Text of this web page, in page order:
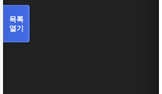
목록
열기